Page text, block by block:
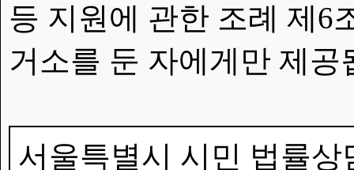
등 지원에 관한 조례 제6
거소를 둔 자에게만 제공
서울특별시 시민 법률